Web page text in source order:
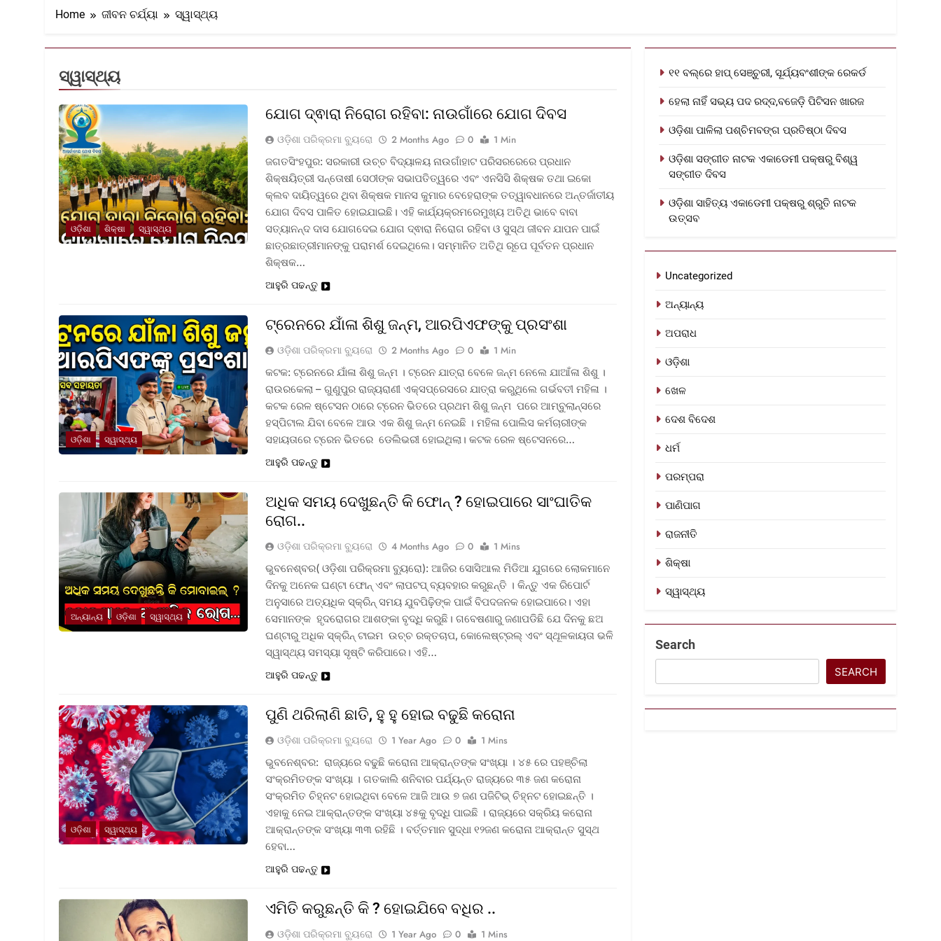
Home ଜୀବନ ଚର୍ଯ୍ୟା ସ୍ୱାସ୍ଥ୍ୟ
ସ୍ୱାସ୍ଥ୍ୟ
ଓଡ଼ିଶା ଶିକ୍ଷା ସ୍ୱାସ୍ଥ୍ୟ
ଯୋଗ ଦ୍ଵାରା ନିରୋଗ ରହିବା: ନାଉଗାଁରେ ଯୋଗ ଦିବସ
ଓଡ଼ିଶା ପରିକ୍ରମା ବ୍ୟୁରୋ 2 Months Ago 0
1 Min
ଜଗତସିଂହପୁର: ସରକାରୀ ଉଚ୍ଚ ବିଦ୍ୟାଳୟ ନାଉଗାଁହାଟ ପରିସରରେରେ ପ୍ରଧାନ
ଶିକ୍ଷୟିତ୍ରୀ ସନ୍ତୋଷୀ ସେଠୀଙ୍କ ସଭାପତିତ୍ୱରେ ଏବଂ ଏନସିସି ଶିକ୍ଷକ ତଥା ଇକୋ
କ୍ଲବ ଦାୟିତ୍ୱରେ ଥିବା ଶିକ୍ଷକ ମାନସ କୁମାର ବେହେରାଙ୍କ ତତ୍ୱାବଧାନରେ ଅନ୍ତର୍ଜାତୀୟ
ଯୋଗ ଦିବସ ପାଳିତ ହୋଇଯାଇଛି। ଏହି କାର୍ଯ୍ୟକ୍ରମରେମୁଖ୍ୟ ଅତିଥି ଭାବେ ବାବା
ସତ୍ୟାନନ୍ଦ ଦାସ ଯୋଗଦେଇ ଯୋଗ ଦ୍ଵାରା ନିରୋଗ ରହିବା ଓ ସୁସ୍ଥ ଜୀବନ ଯାପନ ପାଇଁ
ଛାତ୍ରଛାତ୍ରୀମାନଙ୍କୁ ପରାମର୍ଶ ଦେଇଥିଲେ। ସମ୍ମାନିତ ଅତିଥି ରୂପେ ପୂର୍ବତନ ପ୍ରଧାନ
ଶିକ୍ଷକ…
ଆହୁରି ପଢନ୍ତୁ
ଓଡ଼ିଶା ସ୍ୱାସ୍ଥ୍ୟ
ଟ୍ରେନରେ ଯାଁଳା ଶିଶୁ ଜନ୍ମ, ଆରପିଏଫଙ୍କୁ ପ୍ରସଂଶା
ଓଡ଼ିଶା ପରିକ୍ରମା ବ୍ୟୁରୋ 2 Months Ago 0
1 Min
କଟକ: ଟ୍ରେନରେ ଯାଁଳା ଶିଶୁ ଜନ୍ମ । ଟ୍ରେନ ଯାତ୍ରା ବେଳେ ଜନ୍ମ ନେଲେ ଯାଆଁଳା ଶିଶୁ ।
ରାଉରକେଲା – ଗୁଣୁପୁର ରାଜ୍ୟରାଣୀ ଏକ୍ସପ୍ରେସରେ ଯାତ୍ରା କରୁଥିଲେ ଗର୍ଭବତୀ ମହିଳା ।
କଟକ ରେଳ ଷ୍ଟେସନ ଠାରେ ଟ୍ରେନ ଭିତରେ ପ୍ରଥମ ଶିଶୁ ଜନ୍ମ ପରେ ଆମ୍ବୁଲାନ୍ସରେ
ହସ୍ପିଟାଲ ଯିବା ବେଳେ ଆଉ ଏକ ଶିଶୁ ଜନ୍ମ ନେଇଛି । ମହିଳା ପୋଲିସ କର୍ମଚାରୀଙ୍କ
ସହାୟତାରେ ଟ୍ରେନ ଭିତରେ ଡେଲିଭରୀ ହୋଇଥିଲା। କଟକ ରେଳ ଷ୍ଟେସନରେ…
ଆହୁରି ପଢନ୍ତୁ
ଅନ୍ୟାନ୍ୟ ଓଡ଼ିଶା ସ୍ୱାସ୍ଥ୍ୟ
ଅଧିକ ସମୟ ଦେଖୁଛନ୍ତି କି ଫୋନ୍ ? ହୋଇପାରେ ସାଂଘାତିକ
ରୋଗ..
ଓଡ଼ିଶା ପରିକ୍ରମା ବ୍ୟୁରୋ 4 Months Ago 0
1 Mins
ଭୁବନେଶ୍ବର( ଓଡ଼ିଶା ପରିକ୍ରମା ବ୍ୟୁରୋ): ଆଜିର ସୋସିଆଲ ମିଡିଆ ଯୁଗରେ ଲୋକମାନେ
ଦିନକୁ ଅନେକ ଘଣ୍ଟା ଫୋନ୍ ଏବଂ ଲାପଟପ୍ ବ୍ୟବହାର କରୁଛନ୍ତି । କିନ୍ତୁ ଏକ ରିପୋର୍ଟ
ଅନୁସାରେ ଅତ୍ୟଧିକ ସ୍କ୍ରିନ୍ ସମୟ ଯୁବପିଢ଼ିଙ୍କ ପାଇଁ ବିପଦଜନକ ହୋଇପାରେ। ଏହା
ସେମାନଙ୍କ ହୃଦରୋଗର ଆଶଙ୍କା ବୃଦ୍ଧି କରୁଛି। ଗବେଷଣାରୁ ଜଣାପଡିଛି ଯେ ଦିନକୁ ଛଅ
ଘଣ୍ଟାରୁ ଅଧିକ ସ୍କ୍ରିନ୍ ଟାଇମ ଉଚ୍ଚ ରକ୍ତଚାପ, କୋଲେଷ୍ଟ୍ରଲ୍ ଏବଂ ସ୍ଥୂଳକାୟତା ଭଳି
ସ୍ୱାସ୍ଥ୍ୟ ସମସ୍ୟା ସୃଷ୍ଟି କରିପାରେ। ଏହି…
ଆହୁରି ପଢନ୍ତୁ
ଓଡ଼ିଶା ସ୍ୱାସ୍ଥ୍ୟ
ପୁଣି ଥରିଲାଣି ଛାତି, ହୁ ହୁ ହୋଇ ବଢୁଛି କରୋନା
ଓଡ଼ିଶା ପରିକ୍ରମା ବ୍ୟୁରୋ 1 Year Ago 0
1 Mins
ଭୁବନେଶ୍ବର: ରାଜ୍ୟରେ ବଢୁଛି କରୋନା ଆକ୍ରାନ୍ତଙ୍କ ସଂଖ୍ୟା । ୪୫ ରେ ପହଞ୍ଚିଲା
ସଂକ୍ରମିତଙ୍କ ସଂଖ୍ୟା । ଗତକାଲି ଶନିବାର ପର୍ଯ୍ୟନ୍ତ ରାଜ୍ୟରେ ୩୫ ଜଣ କରୋନା
ସଂକ୍ରମିତ ଚିହ୍ନଟ ହୋଇଥିବା ବେଳେ ଆଜି ଆଉ ୭ ଜଣ ପଜିଟିଭ୍ ଚିହ୍ନଟ ହୋଇଛନ୍ତି ।
ଏହାକୁ ନେଇ ଆକ୍ରାନ୍ତଙ୍କ ସଂଖ୍ୟା ୪୫କୁ ବୃଦ୍ଧି ପାଇଛି । ରାଜ୍ୟରେ ସକ୍ରିୟ କରୋନା
ଆକ୍ରାନ୍ତଙ୍କ ସଂଖ୍ୟା ୩୩ ରହିଛି । ବର୍ତ୍ତମାନ ସୁଦ୍ଧା ୧୨ଜଣ କରୋନା ଆକ୍ରାନ୍ତ ସୁସ୍ଥ
ହେବା…
ଆହୁରି ପଢନ୍ତୁ
ଏମିତି କରୁଛନ୍ତି କି ? ହୋଇଯିବେ ବଧିର ..
ଓଡ଼ିଶା ପରିକ୍ରମା ବ୍ୟୁରୋ 1 Year Ago 0 1 Mins
୧୧ ବଲ୍‌ରେ ହାପ୍ ସେଞ୍ଚୁରୀ, ସୂର୍ଯ୍ୟବଂଶୀଙ୍କ ରେକର୍ଡ
ହେଲା ନାହିଁ ସଭ୍ୟ ପଦ ରଦ୍ଦ,ବଜେଡ଼ି ପିଟିସନ ଖାରଜ
ଓଡ଼ିଶା ପାଳିଲା ପଶ୍ଚିମବଙ୍ଗ ପ୍ରତିଷ୍ଠା ଦିବସ
ଓଡ଼ିଶା ସଙ୍ଗୀତ ନାଟକ ଏକାଡେମୀ ପକ୍ଷରୁ ବିଶ୍ୱ
ସଙ୍ଗୀତ ଦିବସ
ଓଡ଼ିଶା ସାହିତ୍ୟ ଏକାଡେମୀ ପକ୍ଷରୁ ଶ୍ରୁତି ନାଟକ
ଉତ୍ସବ
Uncategorized
ଅନ୍ୟାନ୍ୟ
ଅପରାଧ
ଓଡ଼ିଶା
ଖେଳ
ଦେଶ ବିଦେଶ
ଧର୍ମ
ପରମ୍ପରା
ପାଣିପାଗ
ରାଜନୀତି
ଶିକ୍ଷା
ସ୍ୱାସ୍ଥ୍ୟ
Search
SEARCH